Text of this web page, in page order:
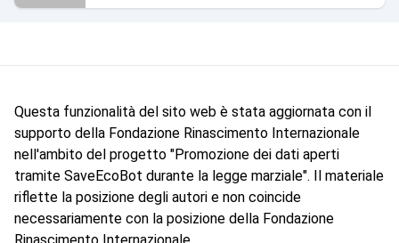
Questa funzionalità del sito web è stata aggiornata con il
supporto della Fondazione Rinascimento Internazionale
nell'ambito del progetto "Promozione dei dati aperti
tramite SaveEcoBot durante la legge marziale". Il materiale
riflette la posizione degli autori e non coincide
necessariamente con la posizione della Fondazione